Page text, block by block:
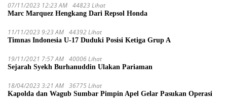
07/11/2023 12:23 AM 44823 Lihat
Marc Marquez Hengkang Dari Repsol Honda
11/11/2023 9:23 AM 44392 Lihat
Timnas Indonesia U-17 Duduki Posisi Ketiga Grup A
19/11/2021 7:57 AM 40006 Lihat
Sejarah Syekh Burhanuddin Ulakan Pariaman
18/04/2023 3:21 AM 36775 Lihat
Kapolda dan Wagub Sumbar Pimpin Apel Gelar Pasukan Operasi